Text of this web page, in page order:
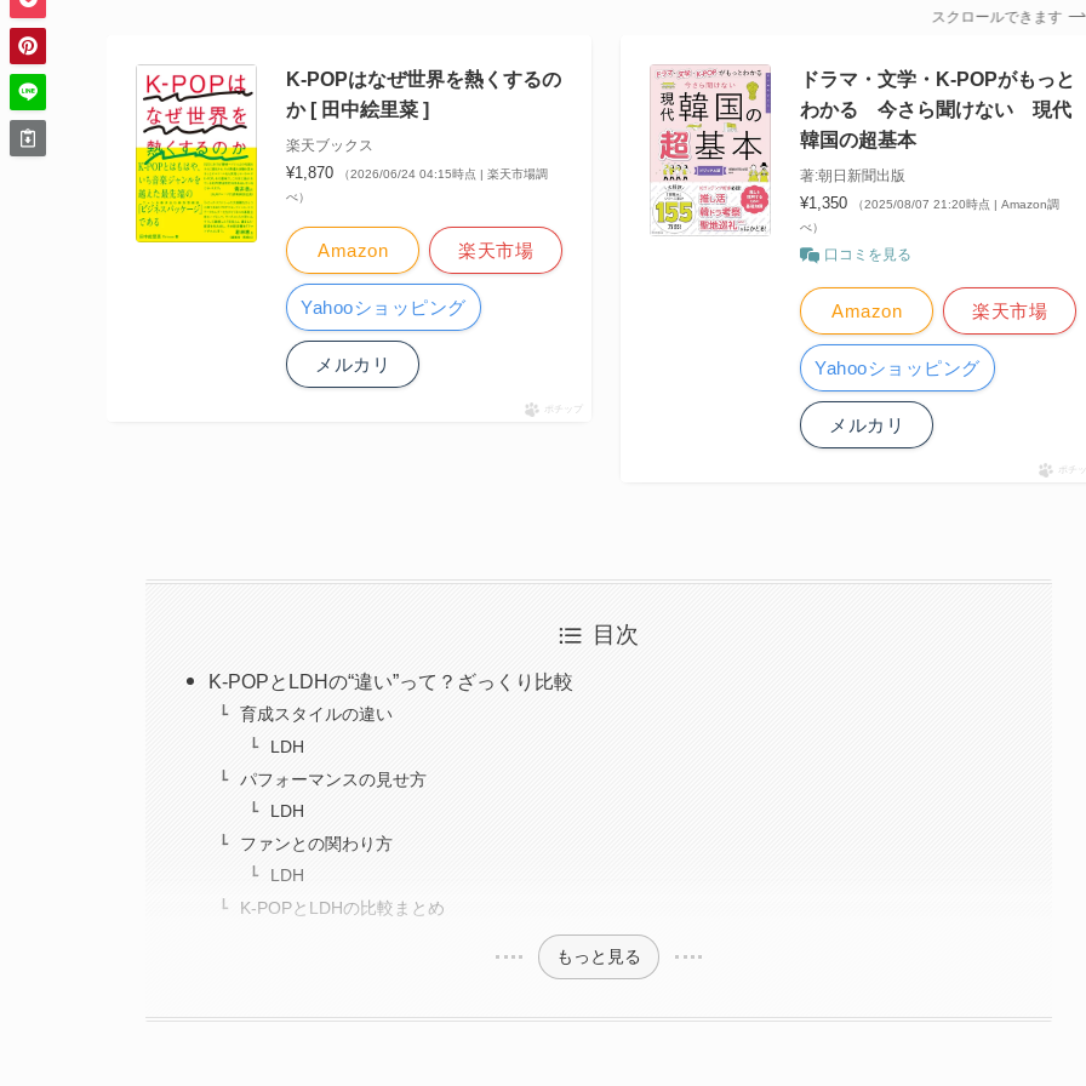
スクロールできます
K-POPはなぜ世界を熱くするの
か [ 田中絵里菜 ]
楽天ブックス
¥1,870
（2026/06/24 04:15時点 | 楽天市場調
べ）
Amazon 楽天市場
Yahooショッピング
メルカリ
ポチップ
ドラマ・文学・K-POPがもっと
わかる 今さら聞けない 現代
韓国の超基本
著:朝日新聞出版
¥1,350
（2025/08/07 21:20時点 | Amazon調
べ）
口コミを見る
Amazon 楽天市場
Yahooショッピング
メルカリ
ポチッ
目次
K-POPとLDHの“違い”って？ざっくり比較
育成スタイルの違い
LDH
パフォーマンスの見せ方
LDH
ファンとの関わり方
LDH
K-POPとLDHの比較まとめ
もっと見る